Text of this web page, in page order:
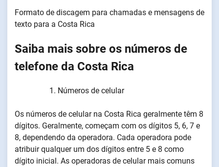
Formato de discagem para chamadas e mensagens de
texto para a Costa Rica
Saiba mais sobre os números de
telefone da Costa Rica
Números de celular
Os números de celular na Costa Rica geralmente têm 8
dígitos. Geralmente, começam com os dígitos 5, 6, 7 e
8, dependendo da operadora. Cada operadora pode
atribuir qualquer um dos dígitos entre 5 e 8 como
dígito inicial. As operadoras de celular mais comuns